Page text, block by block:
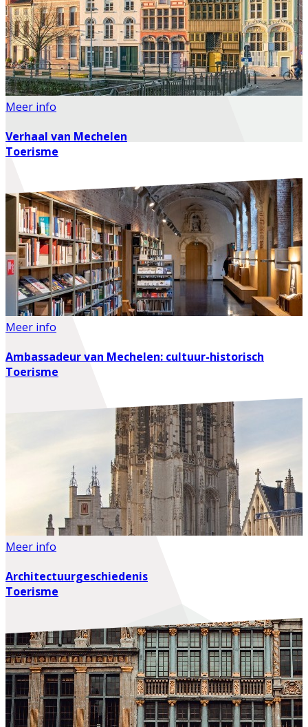
Meer info
Verhaal van Mechelen
Toerisme
Meer info
Ambassadeur van Mechelen: cultuur-historisch
Toerisme
Meer info
Architectuurgeschiedenis
Toerisme